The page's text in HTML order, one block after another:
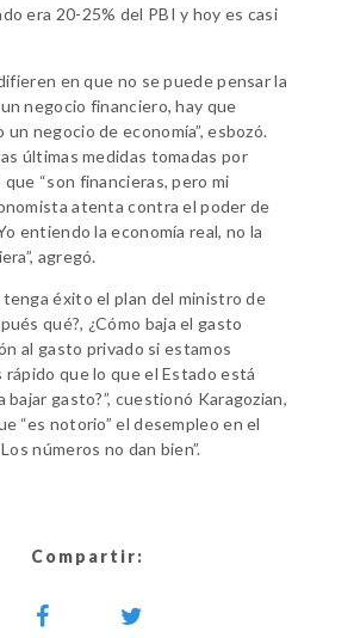
era 20-25% del PBI y hoy es casi
en que no se puede pensar la
negocio financiero, hay que
negocio de economía”, esbozó.
últimas medidas tomadas por
“son financieras, pero mi
atenta contra el poder de
entiendo la economía real, no la
agregó.
éxito el plan del ministro de
qué?, ¿Cómo baja el gasto
al gasto privado si estamos
rápido que lo que el Estado está
bajar gasto?”, cuestionó Karagozian,
“es notorio” el desempleo en el
números no dan bien”.
Compartir: